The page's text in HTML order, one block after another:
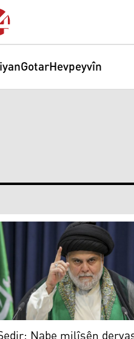
GotarHevpeyvîn
xwar
Nabe milîsên